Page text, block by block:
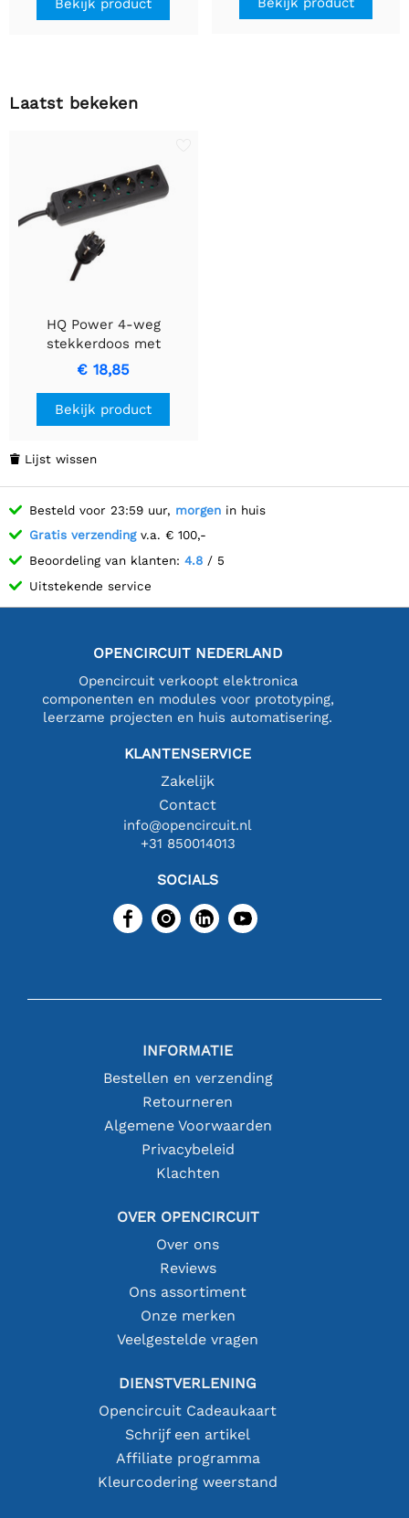
Bekijk product
Laatst bekeken
HQ Power 4-weg
stekkerdoos met
krimpkous en 5m kabel
€ 18,85
Bekijk product
 Lijst wissen
Besteld voor 23:59 uur, morgen in huis
Gratis verzendingv.a. € 100,-
Beoordeling van klanten: 4.8 / 5
Uitstekende service
OPENCIRCUIT NEDERLAND
Opencircuit verkoopt elektronica
componenten en modules voor prototyping,
leerzame projecten en huis automatisering.
KLANTENSERVICE
Zakelijk
Contact
info@opencircuit.nl
+31 850014013
SOCIALS
INFORMATIE
Bestellen en verzending
Retourneren
Algemene Voorwaarden
Privacybeleid
Klachten
OVER OPENCIRCUIT
Over ons
Reviews
Ons assortiment
Onze merken
Veelgestelde vragen
DIENSTVERLENING
Opencircuit Cadeaukaart
Schrijf een artikel
Affiliate programma
Kleurcodering weerstand